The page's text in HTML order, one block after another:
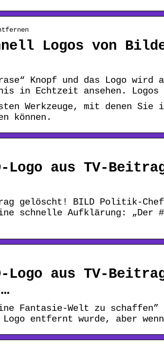
Logos von
Knopf und das Logo wird
in Echtzeit ansehen.
Werkzeuge, mit denen Sie
können.
aus TV-
gelöscht! BILD Politik-
schnelle Aufklärung: „Der
aus TV-
Fantasie-Welt zu
entfernt wurde, aber wenn